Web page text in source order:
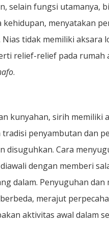
selain fungsi utamanya,
menyatakan
tidak memiliki aksara
relief-relief pada rumah
.
kunyahan, sirih memiliki
penyambutan dan
disuguhkan. Cara
dengan memberi
dalam. Penyuguhan dan
merajut
aktivitas awal dalam